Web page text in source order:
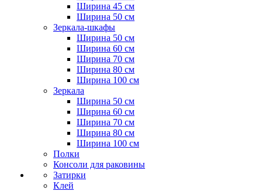
Ширина 45 см
Ширина 50 см
Зеркала-шкафы
Ширина 50 см
Ширина 60 см
Ширина 70 см
Ширина 80 см
Ширина 100 см
Зеркала
Ширина 50 см
Ширина 60 см
Ширина 70 см
Ширина 80 см
Ширина 100 см
Полки
Консоли для раковины
Затирки
Клей